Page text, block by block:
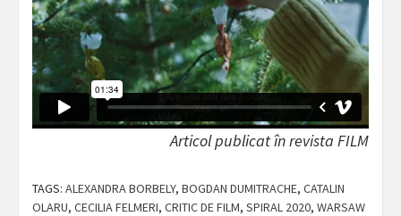
Articol publicat în revista FILM
TAGS: ALEXANDRA BORBELY, BOGDAN DUMITRACHE, CATALIN
OLARU, CECILIA FELMERI, CRITIC DE FILM, SPIRAL 2020, WARSAW